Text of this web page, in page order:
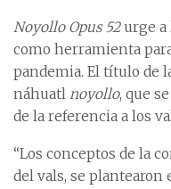
Noyollo Opus 52urge a
como herramienta
pandemia. El título de
náhuatl noyollo, que
de la referencia a los
“Los conceptos de la
del vals, se plantearon